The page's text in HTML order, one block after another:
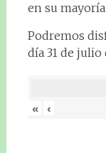
en su
Podremos
día 31 de julio
« ‹